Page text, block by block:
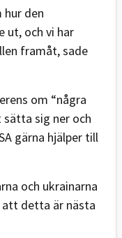
hur den
ut, och vi har
framåt, sade
om “några
sig ner och
gärna hjälper till
och ukrainarna
att detta är nästa